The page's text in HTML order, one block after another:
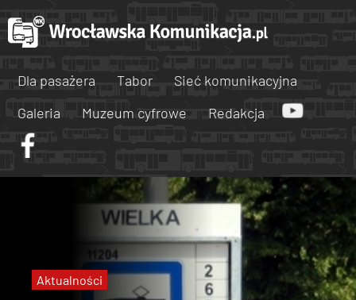
Dla pasażera Tabor
Sieć komunikacyjna
Galeria
Muzeum cyfrowe Redakcja
Aktualności